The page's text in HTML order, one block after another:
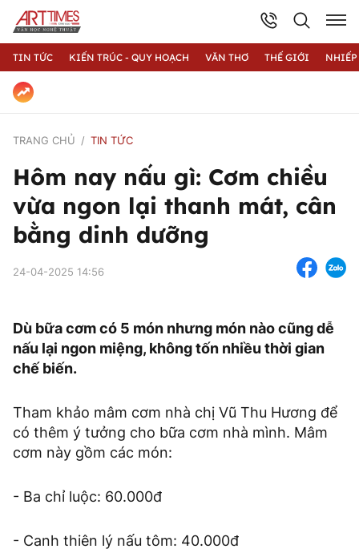
TIN TỨC KIẾN TRÚC - QUY HOẠCH VĂN THƠ THẾ GIỚI
TRANG CHỦ TIN TỨC
Hôm nay nấu gì: Cơm chiều
vừa ngon lại thanh mát, cân
bằng dinh dưỡng
24-04-2025 14:56
Dù bữa cơm có 5 món nhưng món nào cũng dễ
nấu lại ngon miệng, không tốn nhiều thời gian
chế biến.
Tham khảo mâm cơm nhà chị Vũ Thu Hương để
có thêm ý tưởng cho bữa cơm nhà mình. Mâm
cơm này gồm các món:
- Ba chỉ luộc: 60.000đ
- Canh thiên lý nấu tôm: 40.000đ